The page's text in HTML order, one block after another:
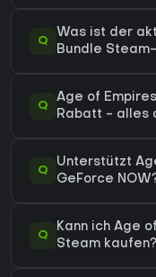
Q
Was ist der
Bundle
Q
Age of
Rabatt - alles
Q
Unterstützt
GeForce
Q
Kann ich Age
Steam kaufen?